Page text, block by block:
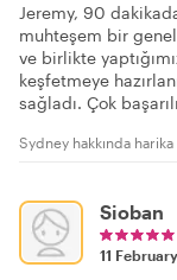
Jeremy, 90
muhteşem bir
ve birlikte
keşfetmeye
sağladı. Çok
Sydney hakkında
Sioban
11